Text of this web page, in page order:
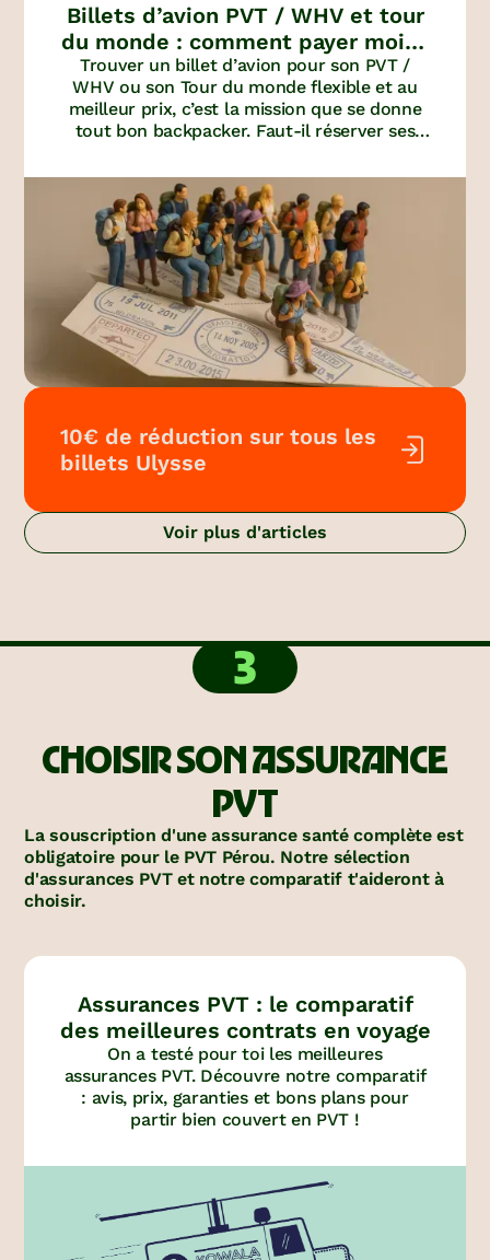
Billets d’avion PVT / WHV et tour
du monde : comment payer moins
cher ?
Trouver un billet d’avion pour son PVT /
WHV ou son Tour du monde flexible et au
meilleur prix, c’est la mission que se donne
tout bon backpacker. Faut-il réserver ses
comparateur de vols ? Comment réserver
un billet avec retour « open » et des «
stopovers » ? Mode d’emploi.
10€ de réduction sur tous les
billets Ulysse
Voir plus d'articles
3
CHOISIR SON ASSURANCE
PVT
La souscription d'une assurance santé complète est
obligatoire pour le PVT Pérou. Notre sélection
d'assurances PVT et notre comparatif t'aideront à
choisir.
Assurances PVT : le comparatif
des meilleures contrats en voyage
On a testé pour toi les meilleures
assurances PVT. Découvre notre comparatif
: avis, prix, garanties et bons plans pour
partir bien couvert en PVT !